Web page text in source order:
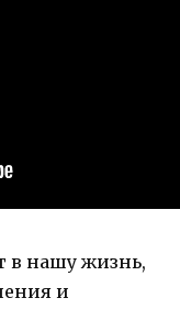
в нашу жизнь,
и